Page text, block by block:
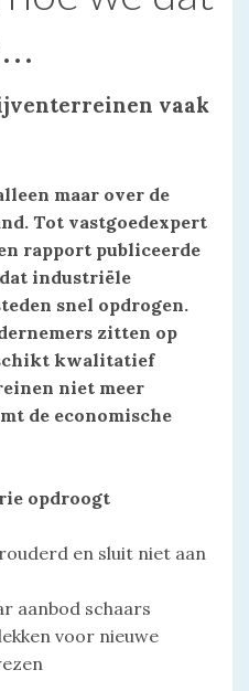
vaak
maar over de
Tot vastgoedexpert
rapport publiceerde
industriële
snel opdrogen.
zitten op
kwalitatief
niet meer
de economische
opdroogt
en sluit niet aan
aanbod schaars
voor nieuwe